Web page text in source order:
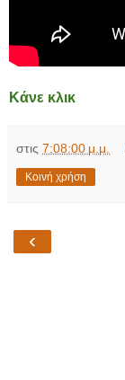
Κάνε κλικ
στις 7:08:00 μ.μ.
Κοινή χρήση
‹